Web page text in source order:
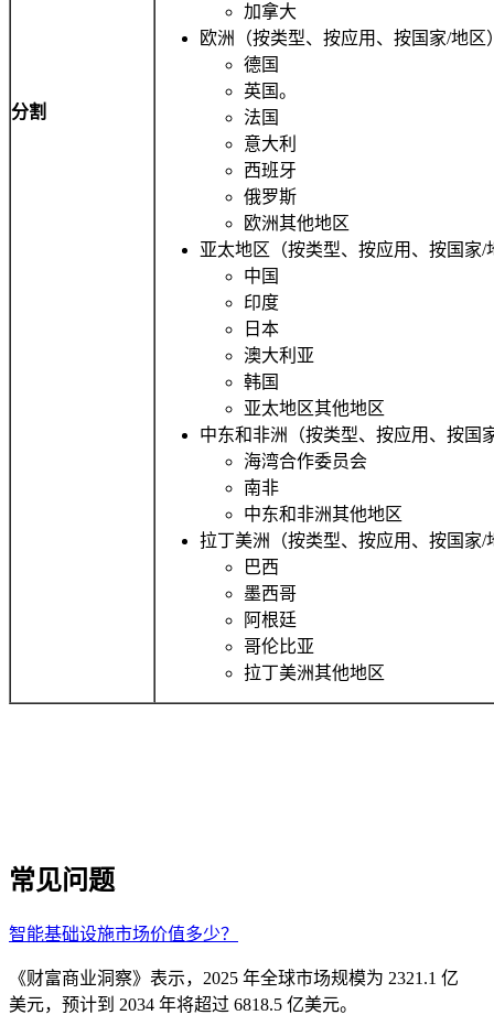
分割
加拿大
欧洲（按类型、按应用、按国家/地区
德国
英国。
法国
意大利
西班牙
俄罗斯
欧洲其他地区
亚太地区（按类型、按应用、按国家/
中国
印度
日本
澳大利亚
韩国
亚太地区其他地区
中东和非洲（按类型、按应用、按国
海湾合作委员会
南非
中东和非洲其他地区
拉丁美洲（按类型、按应用、按国家/
巴西
墨西哥
阿根廷
哥伦比亚
拉丁美洲其他地区
常见问题
智能基础设施市场价值多少？
《财富商业洞察》表示，2025 年全球市场规模为 2321.1 亿
美元，预计到 2034 年将超过 6818.5 亿美元。